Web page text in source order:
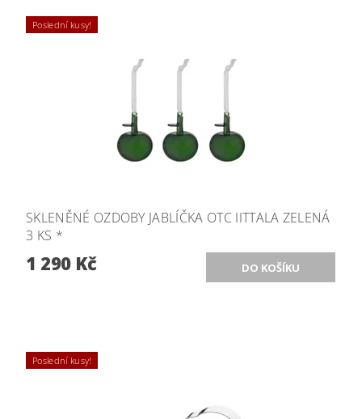
Poslední kusy!
SKLENĚNÉ OZDOBY JABLÍČKA OTC IITTALA ZELENÁ
3 KS *
1 290 Kč
Poslední kusy!